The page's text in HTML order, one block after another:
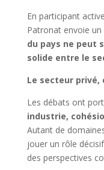
En participant
Patronat envoie
du pays ne peut
solide entre le
Le secteur privé,
Les débats ont
industrie,
Autant de
jouer un rôle
des perspectives